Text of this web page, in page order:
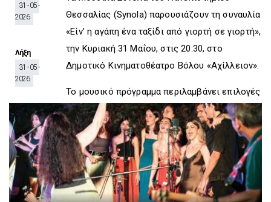
O
W
T
R
G
G
E
R
W
N
R
I
G
E
R
O
W
T
R
G
G
E
R
31 - 05 -
2026
Λήξη
31 - 05 -
2026
Θεσσαλίας (Synola) παρουσιάζουν τη συναυλία
«Είν’ η αγάπη ένα ταξίδι από γιορτή σε γιορτή»,
την Κυριακή 31 Μαΐου, στις 20:30, στο
Δημοτικό Κινηματοθέατρο Βόλου «Αχίλλειον».
Το μουσικό πρόγραμμα περιλαμβάνει επιλογές